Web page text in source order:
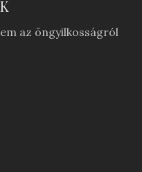
az öngyilkosságról